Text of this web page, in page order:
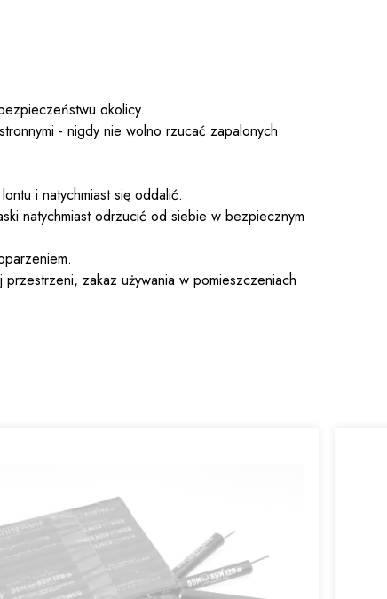
okolicy.
- nigdy nie wolno rzucać zapalonych
i natychmiast się oddalić.
natychmiast odrzucić od siebie w bezpiecznym
zakaz używania w pomieszczeniach